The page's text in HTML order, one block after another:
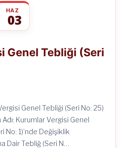
HAZ
03
Genel Tebliği (Seri
Genel Tebliği (Seri No: 25)
Adı: Kurumlar Vergisi Genel
No: 1)’nde Değişiklik
Dair Tebliğ (Seri N…